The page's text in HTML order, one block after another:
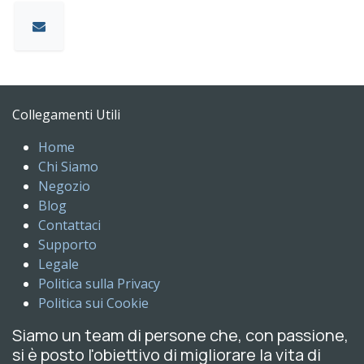
Collegamenti Utili
Home
Chi Siamo
Negozio
Blog
Contattaci
Supporto
Legale
Politica sulla Privacy
Politica sui Cookie
Siamo un team di persone che, con passione,
si è posto l'obiettivo di migliorare la vita di